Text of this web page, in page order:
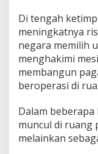
n
A
a
m
i
M
g
g
u
Di tengah
meningkatnya
negara memilih
menghakimi
membangun
beroperasi di
Dalam
muncul di ruang
melainkan